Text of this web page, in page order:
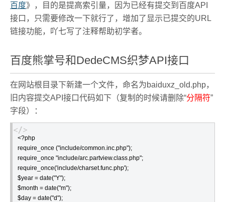
百度》，目的是提高索引量，因为已经有提交到百度API
接口，只需要修改一下就行了，增加了显示已提交的URL
链接功能，吖七写了注释帮助初学者。
百度熊掌号和DedeCMS织梦API接口
在网站根目录下新建一个文件，命名为baiduxz_old.php，
旧内容提交API接口代码如下（复制的时候请删除“分隔符”
字段）：
<?php
require_once ("include/common.inc.php");
require_once "include/arc.partview.class.php";
require_once('include/charset.func.php');
$year = date("Y");
$month = date("m");
$day = date("d");